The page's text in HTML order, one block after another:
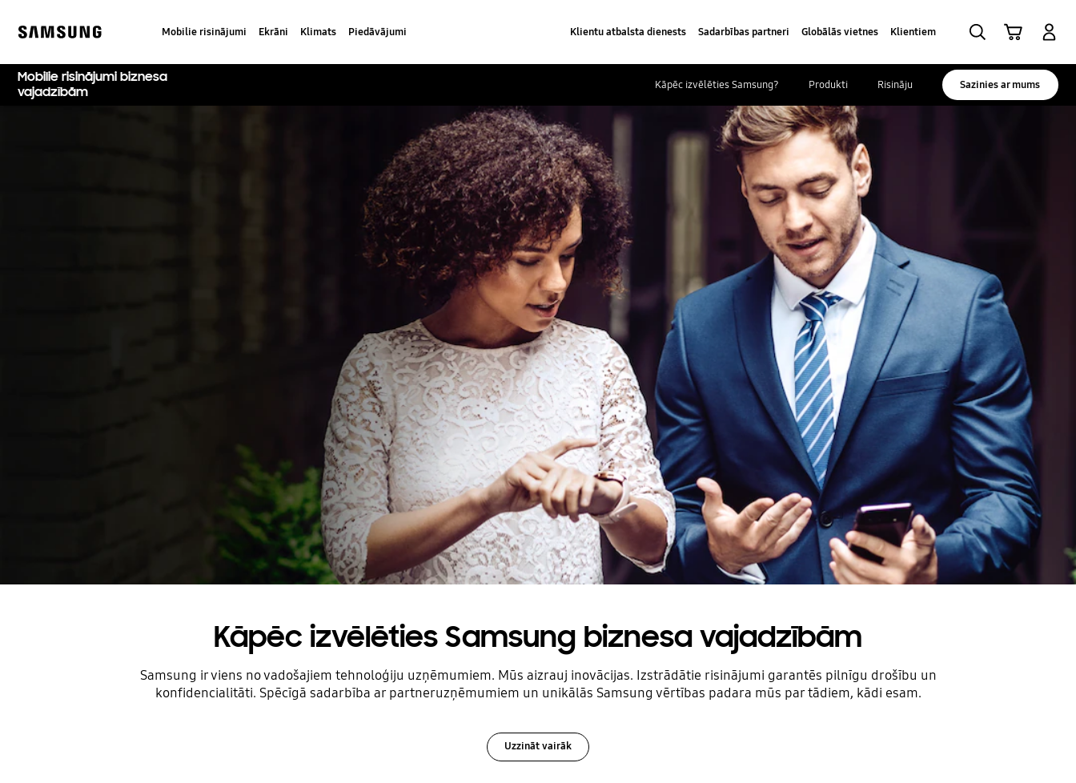
content
Mobilie risinājumi Ekrāni Klimats Piedāvājumi Klientu atbalsta dienests Sadarbības partneri Globālās vietnes Klientiem
Mobilie risinājumi biznesa
vajadzībām
Sazinies ar mums
Kāpēc izvēlēties Samsung? Produkti Risinājumi
Kāpēc izvēlēties Samsung biznesa vajadzībām
Samsung ir viens no vadošajiem tehnoloģiju uzņēmumiem. Mūs aizrauj inovācijas. Izstrādātie risinājumi garantēs pilnīgu drošību un
konfidencialitāti. Spēcīgā sadarbība ar partneruzņēmumiem un unikālās Samsung vērtības padara mūs par tādiem, kādi esam.
Uzzināt vairāk